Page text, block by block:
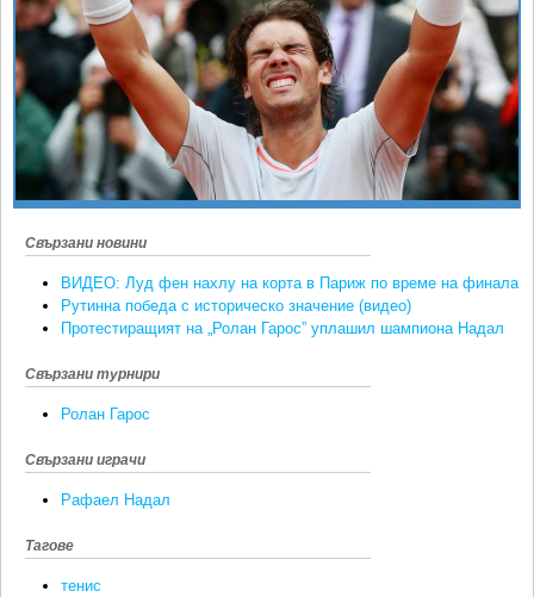
КЛУБОВЕ
БЛОГ
ВИДЕО
ЖЪЛТО
РАКЕТНИ
Спорт&Фитнес
Други
Любители
Свързани новини
ВИДЕО: Луд фен нахлу на корта в Париж по време на финала
Рутинна победа с историческо значение (видео)
Протестиращият на „Ролан Гарос” уплашил шампиона Надал
Свързани турнири
Ролан Гарос
Свързани играчи
Рафаел Надал
Тагове
тенис